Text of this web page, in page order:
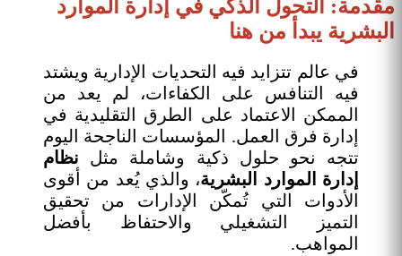
مقدمة: التحول الذكي في إدارة الموارد
البشرية يبدأ من هنا
في عالم تتزايد فيه التحديات الإدارية ويشتد
فيه التنافس على الكفاءات، لم يعد من
الممكن الاعتماد على الطرق التقليدية في
إدارة فرق العمل. المؤسسات الناجحة اليوم
تتجه نحو حلول ذكية وشاملة مثل نظام
إدارة الموارد البشرية، والذي يُعد من أقوى
الأدوات التي تُمكّن الإدارات من تحقيق
التميز التشغيلي والاحتفاظ بأفضل
المواهب.